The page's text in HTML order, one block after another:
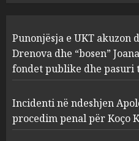
2 MARCH
Punonjësja e UKT
Drenova dhe “bosen”
fondet publike dhe
Incidenti në ndeshjen
procedim penal për Koço